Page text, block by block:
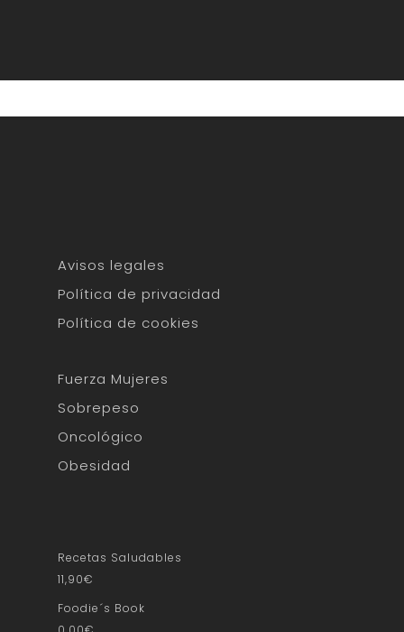
Avisos legales
Política de privacidad
Política de cookies
Fuerza Mujeres
Sobrepeso
Oncológico
Obesidad
Recetas Saludables
11,90€
Foodie´s Book